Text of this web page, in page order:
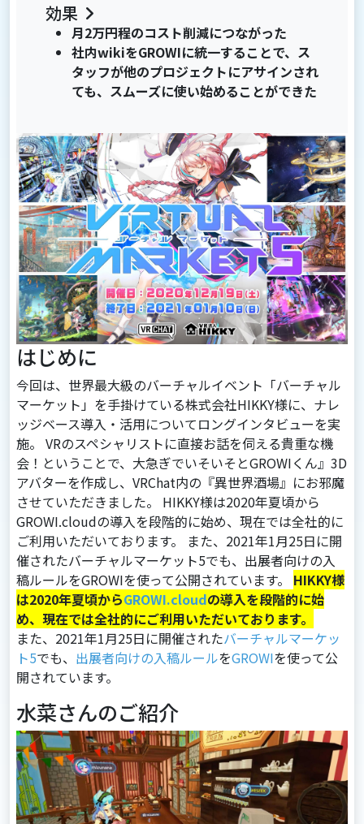
効果
月2万円程のコスト削減につながった
社内wikiをGROWIに統一することで、ス
タッフが他のプロジェクトにアサインされ
ても、スムーズに使い始めることができた
はじめに
今回は、世界最大級のバーチャルイベント「バーチャル
マーケット」を手掛けている株式会社HIKKY様に、ナレ
ッジベース導入・活用についてロングインタビューを実
施。 VRのスペシャリストに直接お話を伺える貴重な機
会！ということで、大急ぎでいそいそとGROWIくん』3D
アバターを作成し、VRChat内の『異世界酒場』にお邪魔
させていただきました。 HIKKY様は2020年夏頃から
GROWI.cloudの導入を段階的に始め、現在では全社的に
ご利用いただいております。 また、2021年1月25日に開
催されたバーチャルマーケット5でも、出展者向けの入
稿ルールをGROWIを使って公開されています。 HIKKY様
は2020年夏頃からGROWI.cloudの導入を段階的に始
め、現在では全社的にご利用いただいております。
また、2021年1月25日に開催されたバーチャルマーケッ
ト5でも、 出展者向けの入稿ルールをGROWIを使って公
開されています。
水菜さんのご紹介